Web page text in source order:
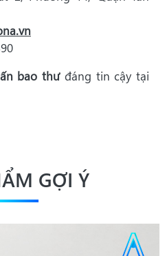
bao thưđáng tin cậy tại
GỢI Ý